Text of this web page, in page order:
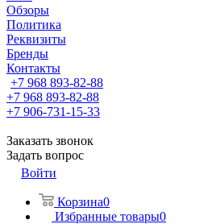
Обзоры
Политика
Реквизиты
Бренды
Контакты
+7 968 893-82-88
+7 968 893-82-88
+7 906-731-15-33
Заказать звонок
Задать вопрос
Войти
Корзина0
Избранные товары0